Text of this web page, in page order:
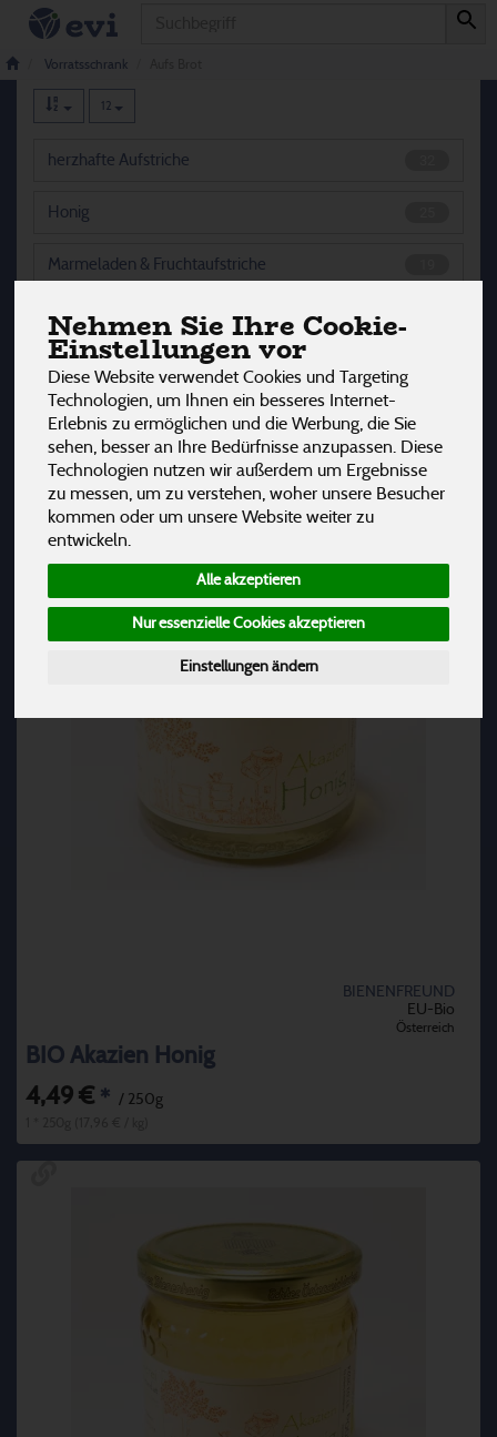
Nehmen Sie Ihre Cookie-
Einstellungen vor
Diese Website verwendet Cookies und Targeting
Technologien, um Ihnen ein besseres Internet-
Erlebnis zu ermöglichen und die Werbung, die Sie
sehen, besser an Ihre Bedürfnisse anzupassen. Diese
Technologien nutzen wir außerdem um Ergebnisse
zu messen, um zu verstehen, woher unsere Besucher
kommen oder um unsere Website weiter zu
entwickeln.
Alle akzeptieren
Nur essenzielle Cookies akzeptieren
Einstellungen ändern
Vorratsschrank
Aufs Brot
12
herzhafte Aufstriche
Honig
Marmeladen & Fruchtaufstriche
süße Aufstriche
Hersteller Ernährung Allergene
BIENENFREUND
EU-Bio
Österreich
BIO Akazien Honig
4,49 € * / 250g